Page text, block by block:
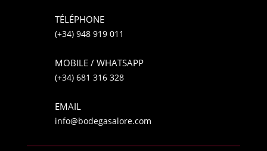
TÉLÉPHONE
(+34) 948 919 011
MOBILE / WHATSAPP
(+34) 681 316 328
EMAIL
info@bodegasalore.com